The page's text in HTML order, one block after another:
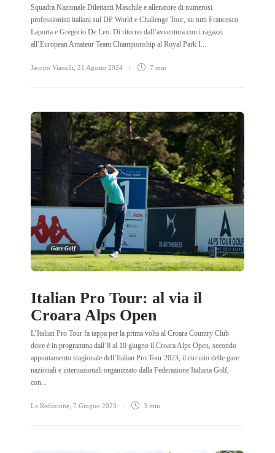
Squadra Nazionale Dilettanti Maschile e allenatore di numerosi
professionisti italiani sul DP World e Challenge Tour, su tutti Francesco
Laporta e Gregorio De Leo. Di ritorno dall’avventura con i ragazzi
all’European Amateur Team Championship al Royal Park I...
Jacopo Vianelli 21 Agosto 2024 7 min
Gare Golf
Italian Pro Tour: al via il
Croara Alps Open
L’Italian Pro Tour fa tappa per la prima volta al Croara Country Club
dove è in programma dall’8 al 10 giugno il Croara Alps Open, secondo
appuntamento stagionale dell’Italian Pro Tour 2023, il circuito delle gare
nazionali e internazionali organizzato dalla Federazione Italiana Golf,
con...
La Redazione 7 Giugno 2023 3 min